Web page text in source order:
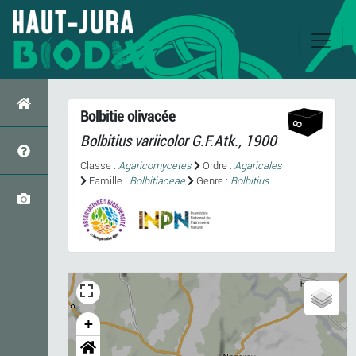
Bolbitie olivacée
Bolbitius variicolorG.F.Atk., 1900
Classe : Agaricomycetes Ordre : Agaricales
Famille : Bolbitiaceae Genre : Bolbitius
+